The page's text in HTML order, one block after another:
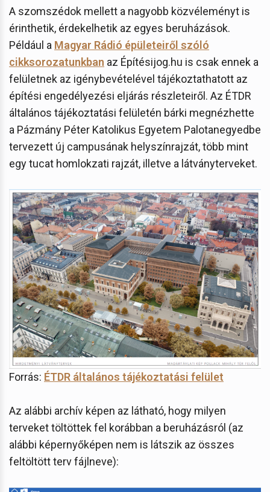
A szomszédok mellett a nagyobb közvéleményt is
érinthetik, érdekelhetik az egyes beruházások.
Például a Magyar Rádió épületeiről szóló
cikksorozatunkban az Építésijog.hu is csak ennek a
felületnek az igénybevételével tájékoztathatott az
építési engedélyezési eljárás részleteiről. Az ÉTDR
általános tájékoztatási felületén bárki megnézhette
a Pázmány Péter Katolikus Egyetem Palotanegyedbe
tervezett új campusának helyszínrajzát, több mint
egy tucat homlokzati rajzát, illetve a látványterveket.
Forrás: ÉTDR általános tájékoztatási felület
Az alábbi archív képen az látható, hogy milyen
terveket töltöttek fel korábban a beruházásról (az
alábbi képernyőképen nem is látszik az összes
feltöltött terv fájlneve):